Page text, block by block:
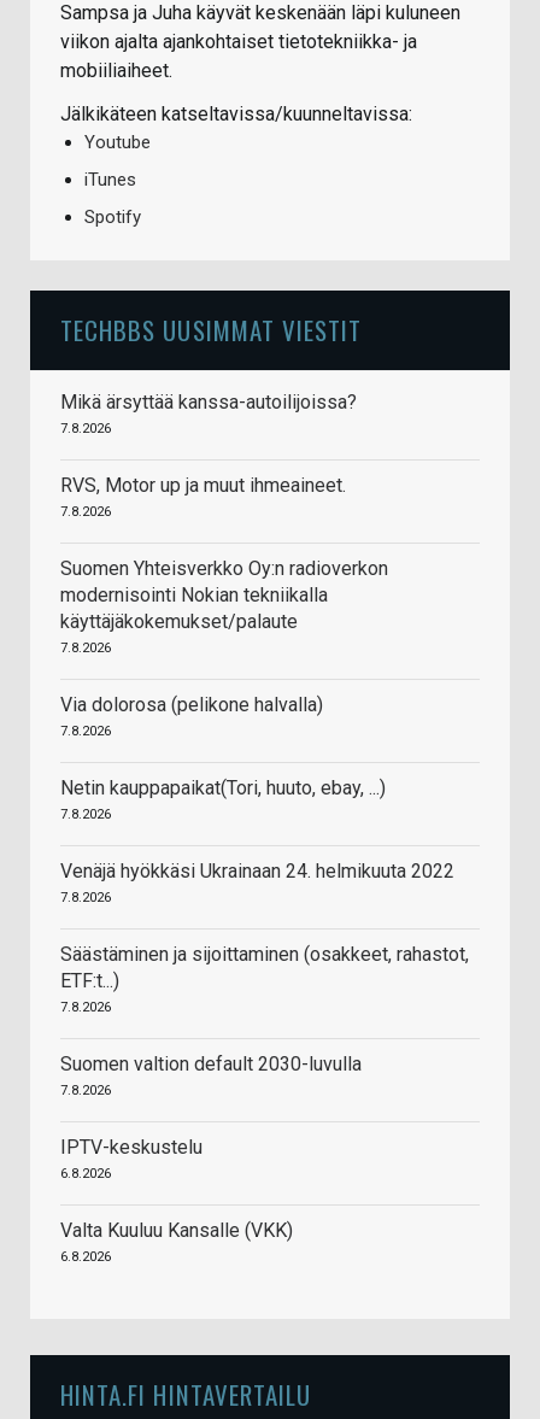
Sampsa ja Juha käyvät keskenään läpi kuluneen
viikon ajalta ajankohtaiset tietotekniikka- ja
mobiiliaiheet.
Jälkikäteen katseltavissa/kuunneltavissa:
Youtube
iTunes
Spotify
TECHBBS UUSIMMAT VIESTIT
Mikä ärsyttää kanssa-autoilijoissa?
7.8.2026
RVS, Motor up ja muut ihmeaineet.
7.8.2026
Suomen Yhteisverkko Oy:n radioverkon
modernisointi Nokian tekniikalla
käyttäjäkokemukset/palaute
7.8.2026
Via dolorosa (pelikone halvalla)
7.8.2026
Netin kauppapaikat(Tori, huuto, ebay, ...)
7.8.2026
Venäjä hyökkäsi Ukrainaan 24. helmikuuta 2022
7.8.2026
Säästäminen ja sijoittaminen (osakkeet, rahastot,
ETF:t...)
7.8.2026
Suomen valtion default 2030-luvulla
7.8.2026
IPTV-keskustelu
6.8.2026
Valta Kuuluu Kansalle (VKK)
6.8.2026
HINTA.FI HINTAVERTAILU